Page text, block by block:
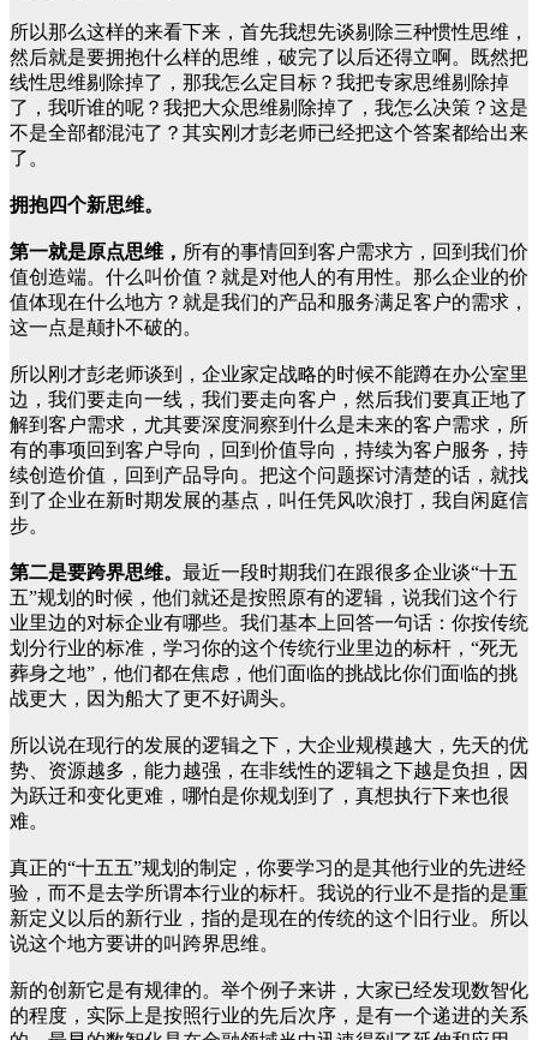
所以那么这样的来看下来，首先我想先谈剔除三种惯性思维，
然后就是要拥抱什么样的思维，破完了以后还得立啊。既然把
线性思维剔除掉了，那我怎么定目标？我把专家思维剔除掉
了，我听谁的呢？我把大众思维剔除掉了，我怎么决策？这是
不是全部都混沌了？其实刚才彭老师已经把这个答案都给出来
了。
拥抱四个新思维。
第一就是原点思维， 所有的事情回到客户需求方，回到我们价
值创造端。什么叫价值？就是对他人的有用性。那么企业的价
值体现在什么地方？就是我们的产品和服务满足客户的需求，
这一点是颠扑不破的。
所以刚才彭老师谈到，企业家定战略的时候不能蹲在办公室里
边，我们要走向一线，我们要走向客户，然后我们要真正地了
解到客户需求，尤其要深度洞察到什么是未来的客户需求，所
有的事项回到客户导向，回到价值导向，持续为客户服务，持
续创造价值，回到产品导向。把这个问题探讨清楚的话，就找
到了企业在新时期发展的基点，叫任凭风吹浪打，我自闲庭信
步。
第二是要跨界思维。 最近一段时期我们在跟很多企业谈“十五
五”规划的时候，他们就还是按照原有的逻辑，说我们这个行
业里边的对标企业有哪些。我们基本上回答一句话：你按传统
划分行业的标准，学习你的这个传统行业里边的标杆，“死无
葬身之地”，他们都在焦虑，他们面临的挑战比你们面临的挑
战更大，因为船大了更不好调头。
所以说在现行的发展的逻辑之下，大企业规模越大，先天的优
势、资源越多，能力越强，在非线性的逻辑之下越是负担，因
为跃迁和变化更难，哪怕是你规划到了，真想执行下来也很
难。
真正的“十五五”规划的制定，你要学习的是其他行业的先进经
验，而不是去学所谓本行业的标杆。我说的行业不是指的是重
新定义以后的新行业，指的是现在的传统的这个旧行业。所以
说这个地方要讲的叫跨界思维。
新的创新它是有规律的。举个例子来讲，大家已经发现数智化
的程度，实际上是按照行业的先后次序，是有一个递进的关系